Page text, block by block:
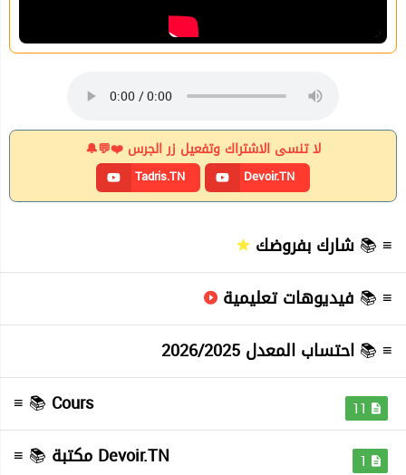
لا تنسى الاشتراك وتفعيل زر الجرس ❤️💬🔔
Tadris.TN Devoir.TN
≡ 📚 شارك بفروضك
≡ 📚 فيديوهات تعليمية
≡ 📚 احتساب المعدل 2026/2025
≡ 📚 Cours 11
≡ 📚 مكتبة Devoir.TN 1